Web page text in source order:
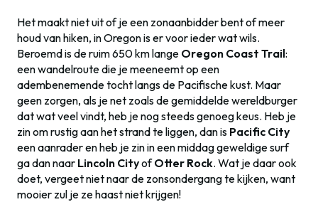
Het maakt niet uit of je een zonaanbidder bent of meer
houd van hiken, in Oregon is er voor ieder wat wils.
Beroemd is de ruim 650 km lange Oregon Coast Trail:
een wandelroute die je meeneemt op een
adembenemende tocht langs de Pacifische kust. Maar
geen zorgen, als je net zoals de gemiddelde wereldburger
dat wat veel vindt, heb je nog steeds genoeg keus. Heb je
zin om rustig aan het strand te liggen, dan is Pacific City
een aanrader en heb je zin in een middag geweldige surf
ga dan naar Lincoln CityofOtter Rock. Wat je daar ook
doet, vergeet niet naar de zonsondergang te kijken, want
mooier zul je ze haast niet krijgen!